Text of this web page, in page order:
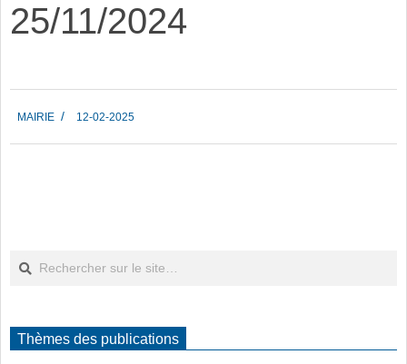
25/11/2024
02-
12
MAIRIE 12-02-2025
Thèmes des publications